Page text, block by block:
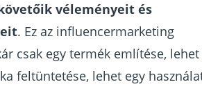
véleményeit és
. Ez az influencermarketing
csak egy termék említése, lehet
feltüntetése, lehet egy